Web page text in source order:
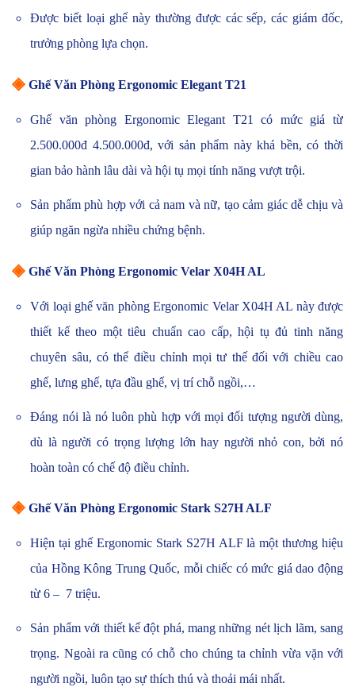
Được biết loại ghế này thường được các sếp, các giám đốc,
trưởng phòng lựa chọn.
◈ Ghế Văn Phòng Ergonomic Elegant T21
Ghế văn phòng Ergonomic Elegant T21 có mức giá từ
2.500.000đ 4.500.000đ, với sản phẩm này khá bền, có thời
gian bảo hành lâu dài và hội tụ mọi tính năng vượt trội.
Sản phẩm phù hợp với cả nam và nữ, tạo cảm giác dễ chịu và
giúp ngăn ngừa nhiều chứng bệnh.
◈ Ghế Văn Phòng Ergonomic Velar X04H AL
Với loại ghế văn phòng Ergonomic Velar X04H AL này được
thiết kế theo một tiêu chuẩn cao cấp, hội tụ đủ tinh năng
chuyên sâu, có thể điều chỉnh mọi tư thế đối với chiều cao
ghế, lưng ghế, tựa đầu ghế, vị trí chỗ ngồi,…
Đáng nói là nó luôn phù hợp với mọi đối tượng người dùng,
dù là người có trọng lượng lớn hay người nhỏ con, bởi nó
hoàn toàn có chế độ điều chỉnh.
◈ Ghế Văn Phòng Ergonomic Stark S27H ALF
Hiện tại ghế Ergonomic Stark S27H ALF là một thương hiệu
của Hồng Kông Trung Quốc, mỗi chiếc có mức giá dao động
từ 6 – 7 triệu.
Sản phẩm với thiết kế đột phá, mang những nét lịch lãm, sang
trọng. Ngoài ra cũng có chỗ cho chúng ta chỉnh vừa vặn với
người ngồi, luôn tạo sự thích thú và thoải mái nhất.